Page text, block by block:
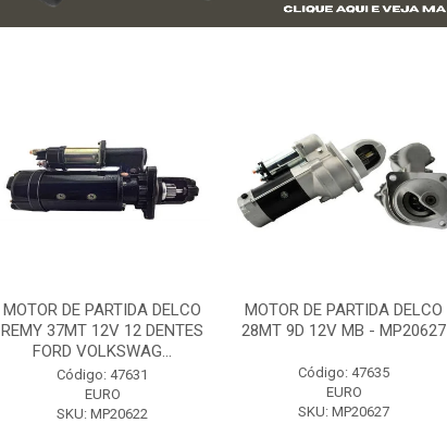
MOTOR DE PARTIDA DELCO
REMY 37MT 12V 12 DENTES
FORD VOLKSWAG...
Código: 47631
EURO
SKU: MP20622
MOTOR DE PARTIDA DELCO
28MT 9D 12V MB - MP20627
Código: 47635
EURO
SKU: MP20627